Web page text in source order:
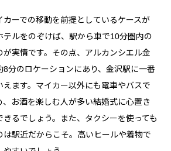
ーでの移動を前提としているケースが
テルをのぞけば、駅から車で10分圏内の
が実情です。その点、アルカンシエル金
分のロケーションにあり、金沢駅に一番
えます。マイカー以外にも電車やバスで
、お酒を楽しむ人が多い結婚式に心置き
るでしょう。また、タクシーを使っても
は駅近だからこそ。高いヒールや着物で